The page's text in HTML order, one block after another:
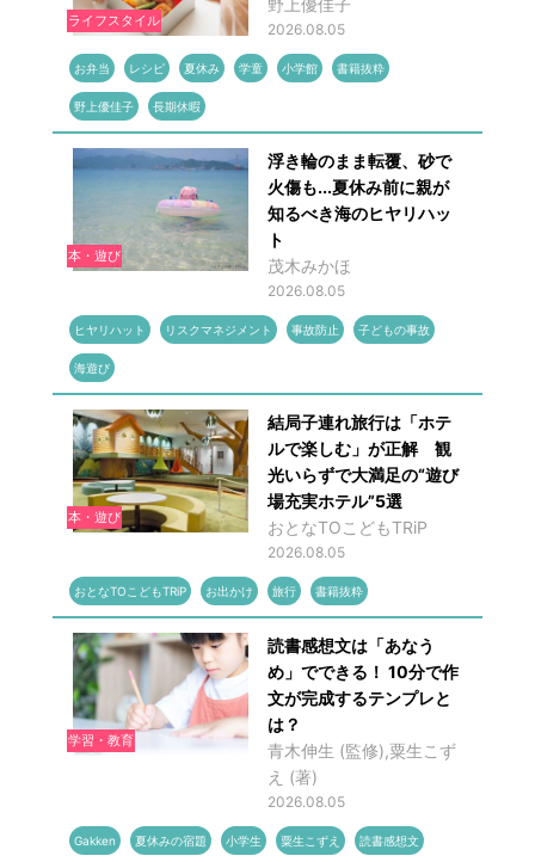
ライフスタイル
野上優佳子
2026.08.05
お弁当 レシピ 夏休み 学童 小学館 書籍抜粋
野上優佳子 長期休暇
本・遊び
浮き輪のまま転覆、砂で
火傷も...夏休み前に親が
知るべき海のヒヤリハッ
ト
茂木みかほ
2026.08.05
ヒヤリハット リスクマネジメント 事故防止 子どもの事故
海遊び
本・遊び
結局子連れ旅行は「ホテ
ルで楽しむ」が正解 観
光いらずで大満足の“遊び
場充実ホテル”5選
おとなTOこどもTRiP
2026.08.05
おとなTOこどもTRiP お出かけ 旅行 書籍抜粋
学習・教育
読書感想文は「あなう
め」でできる！ 10分で作
文が完成するテンプレと
は？
青木伸生 (監修),粟生こず
え (著)
2026.08.05
Gakken 夏休みの宿題 小学生 粟生こずえ 読書感想文